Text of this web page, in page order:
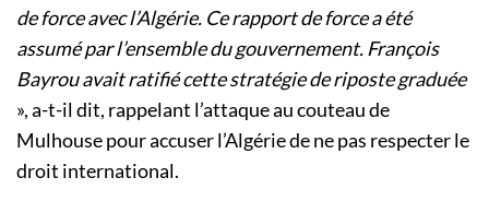
de force avec l’Algérie. Ce rapport de force a été
assumé par l’ensemble du gouvernement. François
Bayrou avait ratifié cette stratégie de riposte graduée
», a-t-il dit, rappelant l’attaque au couteau de
Mulhouse pour accuser l’Algérie de ne pas respecter le
droit international.